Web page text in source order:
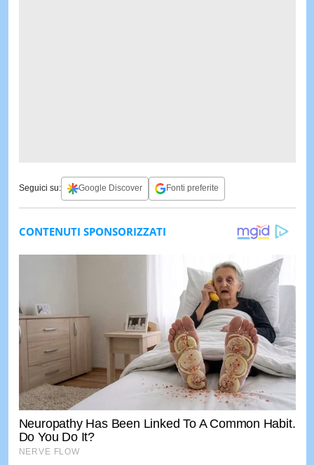
Seguici su: Google Discover Fonti preferite